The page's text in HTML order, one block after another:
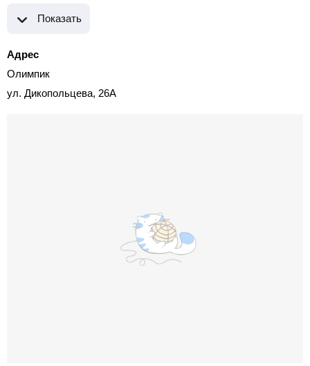
Показать
Адрес
Олимпик
ул. Дикопольцева, 26А